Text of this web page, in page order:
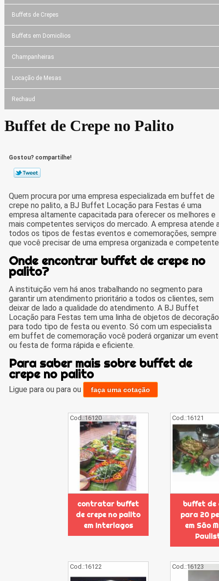
Buffets de Crepes
Buffets em Domicílios
Champanheiras
Locação de Mesas
Rechaud
Buffet de Crepe no Palito
Gostou? compartilhe!
Quem procura por uma empresa especializada em buffet de
crepe no palito, a BJ Buffet Locação para Festas é uma
empresa altamente capacitada para oferecer os melhores e
mais competentes serviços do mercado. A empresa atende
todos os tipos de festas eventos e comemorações, sempre
que você precisar de uma empresa organizada e
Onde encontrar buffet de crepe no
palito?
A instituição vem há anos trabalhando no segmento para
garantir um atendimento prioritário a todos os clientes, sem
deixar de lado a qualidade do atendimento. A BJ Buffet
Locação para Festas tem uma linha de objetos de decoração
para todo tipo de festa ou evento. Só com um especialista
em buffet de comemoração você poderá organizar um
ou festa de forma rápida e eficiente.
Para saber mais sobre buffet de
crepe no palito
Ligue para ou para ou faça uma cotação
Cod.:16120
contratar buffet
de crepe no palito
em Interlagos
Cod.:16121
buffet de
para 20
em São
Cod.:16122 Cod.:16123